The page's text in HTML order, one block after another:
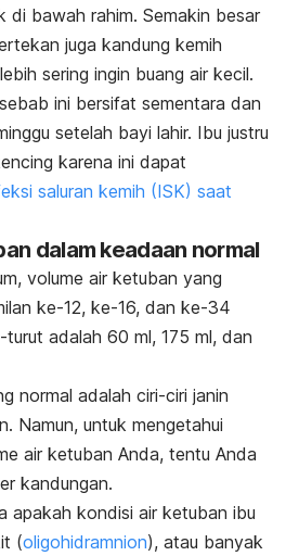
di bawah rahim. Semakin besar
juga kandung kemih
sering ingin buang air kecil.
ini bersifat sementara dan
setelah bayi lahir. Ibu justru
karena ini dapat
saluran kemih (ISK) saat
dalam keadaan normal
volume air ketuban yang
ke-12, ke-16, dan ke-34
adalah 60 ml, 175 ml, dan
normal adalah ciri-ciri janin
Namun, untuk mengetahui
air ketuban Anda, tentu Anda
kandungan.
apakah kondisi air ketuban ibu
(oligohidramnion), atau banyak